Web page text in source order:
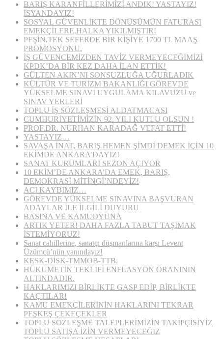
BARIŞ KARANFİLLERİMİZİ ANDIK! YASTAYIZ!
İSYANDAYIZ!
SOSYAL GÜVENLİKTE DÖNÜŞÜMÜN FATURASI
EMEKÇİLERE,HALKA YIKILMIŞTIR!
PEŞİN,TEK SEFERDE BİR KİŞİYE 1700 TL MAAŞ
PROMOSYONU.
İŞ GÜVENCEMİZDEN TAVİZ VERMEYECEĞİMİZİ
KPDK’DA BİR KEZ DAHA İLAN ETTİK!
GÜLTEN AKIN’NI SONSUZLUĞA UĞURLADIK
KÜLTÜR VE TURİZM BAKANLIĞI GÖREVDE
YÜKSELME SINAVI UYGULAMA KILAVUZU ve
SINAV YERLERİ
TOPLU İŞ SÖZLEŞMESİ ALDATMACASI
CUMHURİYETİMİZİN 92. YILI KUTLU OLSUN !
PROF.DR. NURHAN KARADAĞ VEFAT ETTİ!
YASTAYIZ…
SAVAŞA İNAT, BARIŞ HEMEN ŞİMDİ DEMEK İÇİN 10
EKİMDE ANKARA’DAYIZ!
SANAT KURUMLARI SEZON AÇIYOR
10 EKİM’DE ANKARA’DA EMEK, BARIŞ,
DEMOKRASİ MİTİNGİ’NDEYİZ!
ACI KAYBIMIZ…
GÖREVDE YÜKSELME SINAVINA BAŞVURAN
ADAYLAR İLE İLGİLİ DUYURU
BASINA VE KAMUOYUNA
ARTIK YETER! DAHA FAZLA TABUT TAŞIMAK
İSTEMİYORUZ!
Sanat cahillerine, sanatçı düşmanlarına karşı Levent
Üzümcü’nün yanındayız!
KESK-DİSK-TMMOB-TTB:
HÜKUMETİN TEKLİFİ ENFLASYON ORANININ
ALTINDADIR.
HAKLARIMIZI BİRLİKTE GASP EDİP, BİRLİKTE
KAÇTILAR!
KAMU EMEKÇİLERİNİN HAKLARINI TEKRAR
PEŞKEŞ ÇEKEÇEKLER
TOPLU SÖZLEŞME TALEPLERİMİZİN TAKİPÇİSİYİZ
TOPLU SATIŞA İZİN VERMEYECEĞİZ